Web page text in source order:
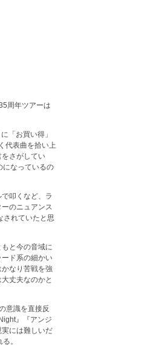
周年ツアーは
「お買い得」
代表曲を拾い上
さがしてい
になっているの
叩くなど、ラ
のニュアンス
されていたと思
と今の音域に
ド系の細かい
なり苦戦を強
丈夫なのかと
意識を直接反
』『アンジ
には難しいだ
。